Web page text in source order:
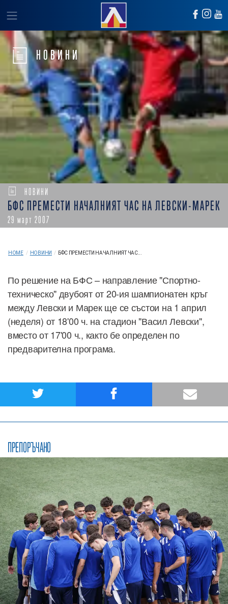
НОВИНИ
НОВИНИ
БФС ПРЕМЕСТИ НАЧАЛНИЯТ ЧАС НА ЛЕВСКИ-МАРЕК
29 март 2007
HOME / НОВИНИ / БФС ПРЕМЕСТИ НАЧАЛНИЯТ ЧАС...
По решение на БФС – направление "Спортно-
техническо" двубоят от 20-ия шампионатен кръг
между Левски и Марек ще се състои на 1 април
(неделя) от 18'00 ч. на стадион "Васил Левски",
вместо от 17'00 ч., както бе определен по
предварителна програма.
ПРЕПОРЪЧАНО